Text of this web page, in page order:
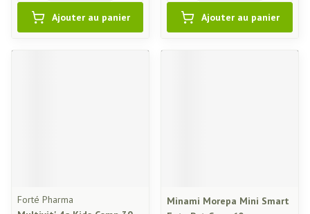
Ajouter au panier Ajouter au panier
Forté Pharma
Minami Morepa Mini Smart